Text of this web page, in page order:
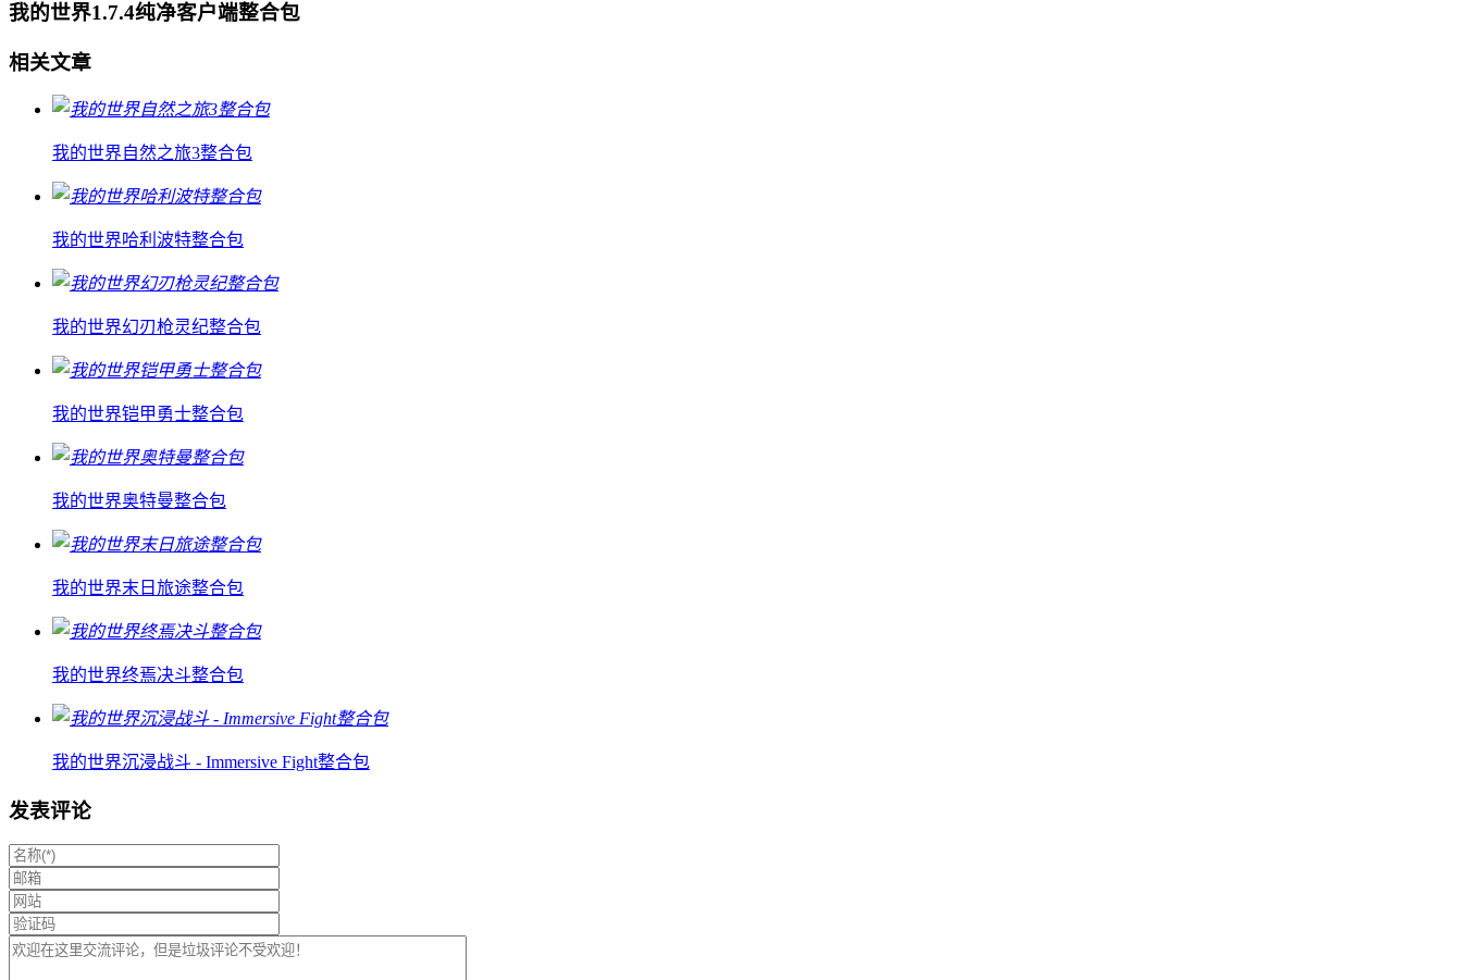
我的世界1.7.4纯净客户端整合包
相关文章
我的世界自然之旅3整合包
我的世界哈利波特整合包
我的世界幻刃枪灵纪整合包
我的世界铠甲勇士整合包
我的世界奥特曼整合包
我的世界末日旅途整合包
我的世界终焉决斗整合包
我的世界沉浸战斗 - Immersive Fight整合包
发表评论